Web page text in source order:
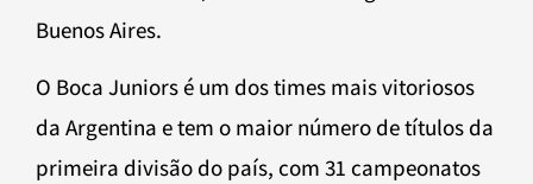
Buenos Aires.
O Boca Juniors é um dos times mais vitoriosos
da Argentina e tem o maior número de títulos da
primeira divisão do país, com 31 campeonatos